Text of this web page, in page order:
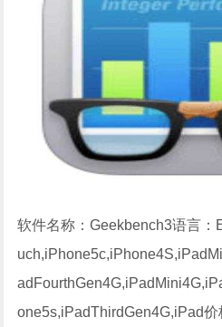
软件名称：Geekbench3语言
one5s,iPadThirdGen4G,iPad